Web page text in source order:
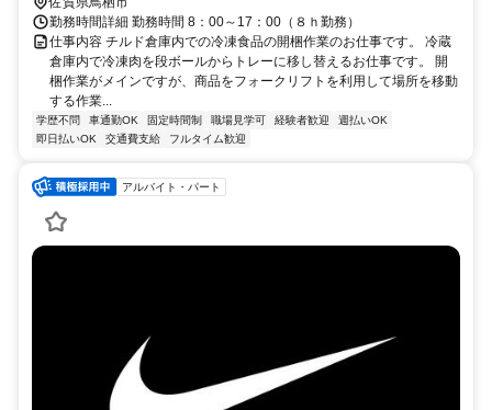
勤務時間詳細 勤務時間 8：00～17：00（８ｈ勤務）
仕事内容 チルド倉庫内での冷凍食品の開梱作業のお仕事です。 冷蔵
倉庫内で冷凍肉を段ボールからトレーに移し替えるお仕事です。 開
梱作業がメインですが、商品をフォークリフトを利用して場所を移動
する作業...
学歴不問 車通勤OK 固定時間制 職場見学可 経験者歓迎
週払いOK
即日払いOK
交通費支給 フルタイム歓迎
アルバイト・パート